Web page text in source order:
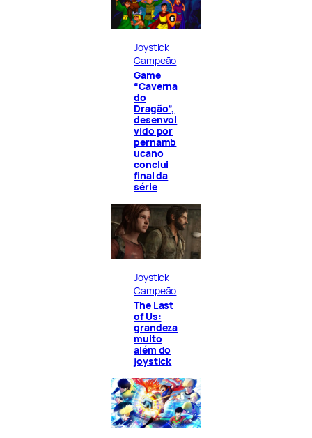
Joystick
Campeão
Game
“Caverna
do
Dragão”,
desenvol
vido por
pernamb
ucano
conclui
final da
série
Joystick
Campeão
The Last
of Us:
grandeza
muito
além do
joystick